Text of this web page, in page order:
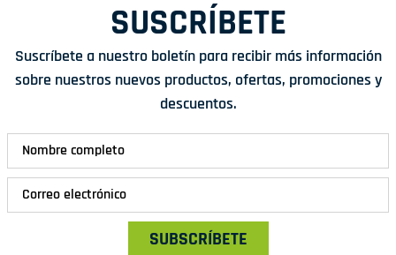
SUSCRÍBETE
Suscríbete a nuestro boletín para recibir más información
sobre nuestros nuevos productos, ofertas, promociones y
descuentos.
SUBSCRÍBETE